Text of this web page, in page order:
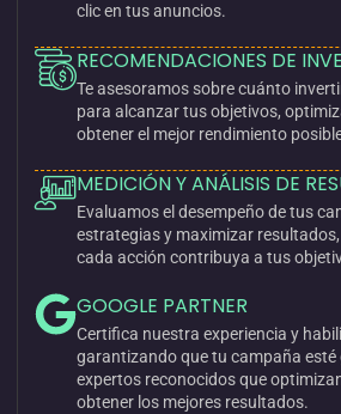
clic en tus anuncios.
RECOMENDACIONES DE
Te asesoramos sobre cuánto
para alcanzar tus objetivos,
obtener el mejor rendimiento
MEDICIÓN Y ANÁLISIS DE
Evaluamos el desempeño de tus
estrategias y maximizar
cada acción contribuya a tus
GOOGLE PARTNER
Certifica nuestra experiencia y
garantizando que tu campaña
expertos reconocidos que
obtener los mejores resultados.